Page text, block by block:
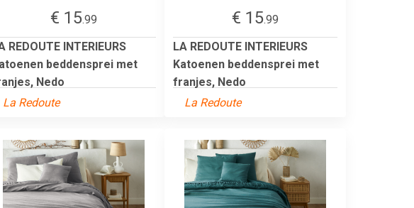
€ 15.99
REDOUTE INTERIEURS
beddensprei met
Nedo
La Redoute
€ 15.99
LA REDOUTE INTERIEURS
Katoenen beddensprei met
franjes, Nedo
La Redoute